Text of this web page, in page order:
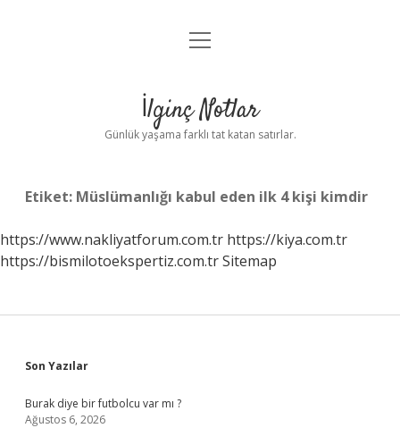
Anasayfa
Yasal Uyarı
menüyü
İlginç Notlar
Günlük yaşama farklı tat katan satırlar.
Etiket: Müslümanlığı kabul eden ilk 4 kişi kimdir
https://www.nakliyatforum.com.tr https://kiya.com.tr
https://bismilotoekspertiz.com.trSitemap
Sidebar
Son Yazılar
Burak diye bir futbolcu var mı ?
Ağustos 6, 2026